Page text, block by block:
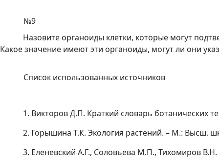
№9
Назовите органоиды клетки, которые могут
Какое значение имеют эти органоиды, могут ли они
Список использованных источников
1. Викторов Д.П. Краткий словарь ботанических
2. Горышина Т.К. Экология растений. – М.: Высш.
3. Еленевский А.Г., Соловьева М.П., Тихомиров